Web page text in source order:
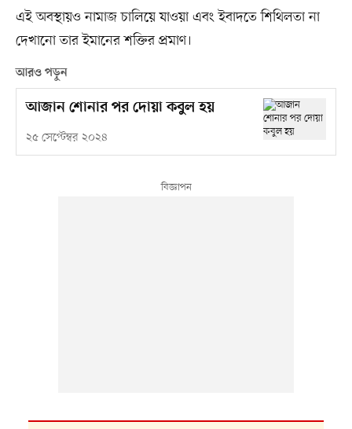
এই অবস্থায়ও নামাজ চালিয়ে যাওয়া এবং ইবাদতে শিথিলতা না
দেখানো তার ইমানের শক্তির প্রমাণ।
আরও পড়ুন
আজান শোনার পর দোয়া কবুল হয়
২৫ সেপ্টেম্বর ২০২৪